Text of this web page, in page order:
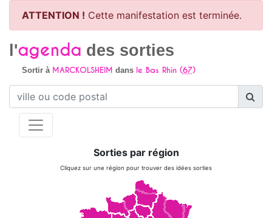
ATTENTION ! Cette manifestation est terminée.
l'agenda des sorties
Sortir à MARCKOLSHEIM dans le Bas Rhin (67)
Sorties par région
Cliquez sur une région pour trouver des idées sorties